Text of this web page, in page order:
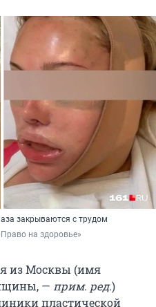
закрываются с трудом
на здоровье»
из Москвы (имя
— прим. ред.)
пластической